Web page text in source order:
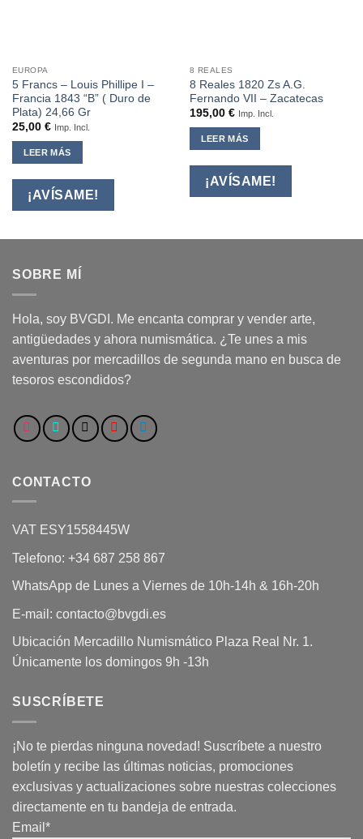
EUROPA
5 Francs – Louis Phillipe I –
Francia 1843 “B” ( Duro de
Plata) 24,66 Gr
25,00 € Imp. Incl.
LEER MÁS
¡AVÍSAME!
8 REALES
8 Reales 1820 Zs A.G.
Fernando VII – Zacatecas
195,00 € Imp. Incl.
LEER MÁS
¡AVÍSAME!
SOBRE MÍ
Hola, soy BVGDI. Me encanta comprar y vender arte,
antigüedades y ahora numismática. ¿Te unes a mis
aventuras por mercadillos de segunda mano en busca de
tesoros escondidos?
CONTACTO
VAT ESY1558445W
Telefono: +34 687 258 867
WhatsApp de Lunes a Viernes de 10h-14h & 16h-20h
E-mail: contacto@bvgdi.es
Ubicación Mercadillo Numismático Plaza Real Nr. 1.
Únicamente los domingos 9h -13h
SUSCRÍBETE
¡No te pierdas ninguna novedad! Suscríbete a nuestro
boletín y recibe las últimas noticias, promociones
exclusivas y actualizaciones sobre nuestras colecciones
directamente en tu bandeja de entrada.
Email*